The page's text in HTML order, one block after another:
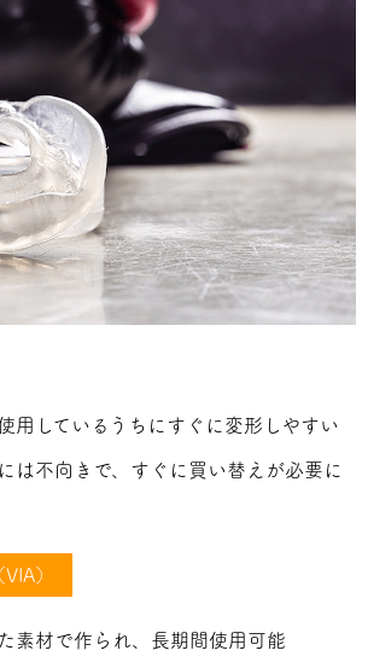
用しているうちにすぐに変形しやすい
は不向きで、すぐに買い替えが必要に
）
素材で作られ、長期間使用可能